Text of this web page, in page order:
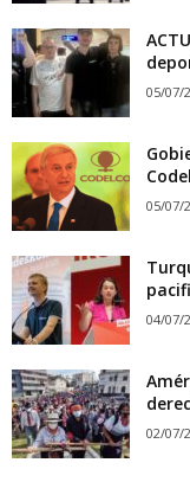
05/07/
05/07/
04/07/
02/07/